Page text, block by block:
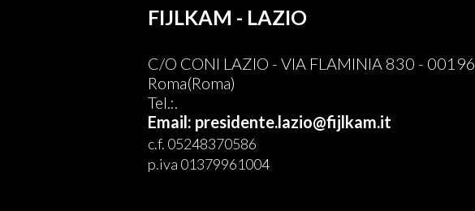
FIJLKAM - LAZIO
C/O CONI LAZIO - VIA FLAMINIA 830 - 00196
Roma(Roma)
Tel.:.
Email: presidente.lazio@fijlkam.it
c.f. 05248370586
p.iva 01379961004